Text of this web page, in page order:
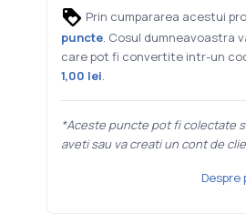
Prin cumpararea acestui
puncte. Cosul dumneavoastra
care pot fi convertite intr-un
1,00 lei.
*Aceste puncte pot fi colectate
aveti sau va creati un cont de